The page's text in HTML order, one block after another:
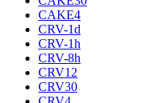
CAKE4
CRV-1d
CRV-1h
CRV-8h
CRV12
CRV30